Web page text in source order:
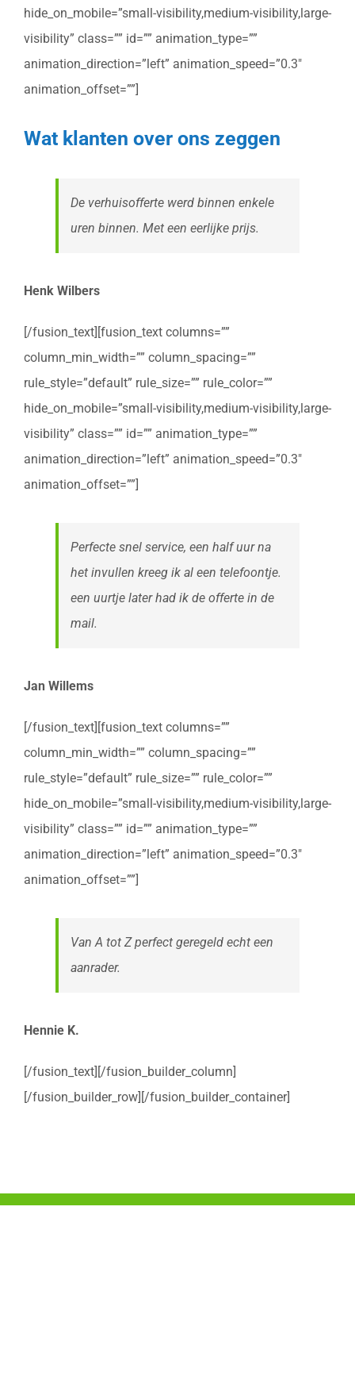
hide_on_mobile=”small-visibility,medium-visibility,large-
visibility” class=”” id=”” animation_type=””
animation_direction=”left” animation_speed=”0.3″
animation_offset=””]
Wat klanten over ons zeggen
De verhuisofferte werd binnen enkele
uren binnen. Met een eerlijke prijs.
Henk Wilbers
[/fusion_text][fusion_text columns=””
column_min_width=”” column_spacing=””
rule_style=”default” rule_size=”” rule_color=””
hide_on_mobile=”small-visibility,medium-visibility,large-
visibility” class=”” id=”” animation_type=””
animation_direction=”left” animation_speed=”0.3″
animation_offset=””]
Perfecte snel service, een half uur na
het invullen kreeg ik al een telefoontje.
een uurtje later had ik de offerte in de
mail.
Jan Willems
[/fusion_text][fusion_text columns=””
column_min_width=”” column_spacing=””
rule_style=”default” rule_size=”” rule_color=””
hide_on_mobile=”small-visibility,medium-visibility,large-
visibility” class=”” id=”” animation_type=””
animation_direction=”left” animation_speed=”0.3″
animation_offset=””]
Van A tot Z perfect geregeld echt een
aanrader.
Hennie K.
[/fusion_text][/fusion_builder_column]
[/fusion_builder_row][/fusion_builder_container]